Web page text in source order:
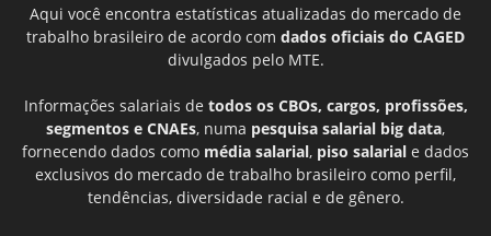
Aqui você encontra estatísticas atualizadas do mercado de
trabalho brasileiro de acordo com dados oficiais do CAGED
divulgados pelo MTE.
Informações salariais de todos os CBOs, cargos, profissões,
segmentos e CNAEs, numa pesquisa salarial big data,
fornecendo dados como média salarial, piso salarial e dados
exclusivos do mercado de trabalho brasileiro como perfil,
tendências, diversidade racial e de gênero.